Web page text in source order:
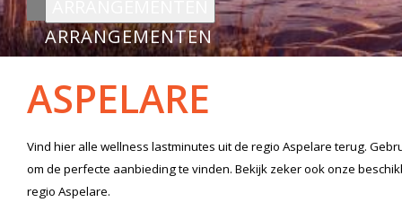
ARRANGEMENTEN
ASPELARE
Vind hier alle wellness lastminutes uit de regio Aspelareterug.
om de perfecte aanbieding te vinden. Bekijk zeker ook onze
regio Aspelare.